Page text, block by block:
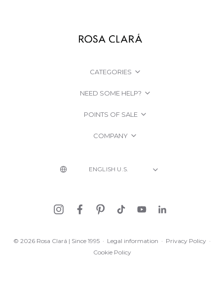
CATEGORIES
NEED SOME HELP?
POINTS OF SALE
COMPANY
© 2026 Rosa Clará | Since 1995 · Legal information · Privacy Policy ·
Cookie Policy